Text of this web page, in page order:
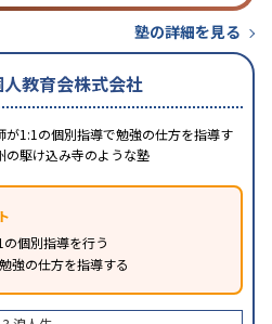
塾の詳細を見る
人教育会株式会社
が1:1の個別指導で勉強の仕方を指導す
の駆け込み寺のような塾
個別指導を行う
強の仕方を指導する